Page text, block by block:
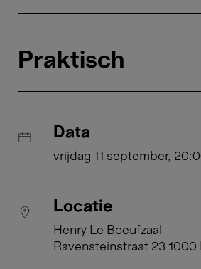
Praktisch
Data
vrijdag 11 september,
Locatie
Henry Le Boeufzaal
Ravensteinstraat 23 1000